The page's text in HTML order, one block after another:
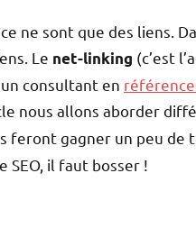
ne sont que des liens.
Le net-linking (c’est
consultant en
nous allons aborder
feront gagner un peu
SEO, il faut bosser !